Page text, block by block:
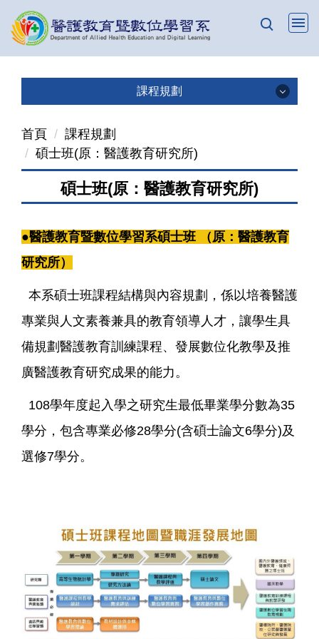
跳
到
課程規劃
學士班(日二技)
碩士班(原：醫護教育研究所)
首頁
課程規劃
碩士班(原：醫護教育研究所)
碩士班(原：醫護教育研究所)
●醫護教育暨數位學習系碩士班
（原：醫護教育
研究所）
本系碩士班課程結構與內容規劃，係以培養醫護
專業與人文素養兼具的教育領導人才，讓學生具
備規劃醫護教育訓練課程、發展數位化教學及推
廣醫護教育研究成果的能力。
108學年度起入學之研究生最低畢業學分數為35
學分，包含專業必修28學分(含碩士論文6學分)及
選修7學分。